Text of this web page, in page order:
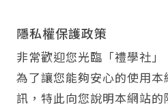
隱私權保護政策
非常歡迎您光臨「禮學社」
為了讓您能夠安心的使用
訊，特此向您說明本網站